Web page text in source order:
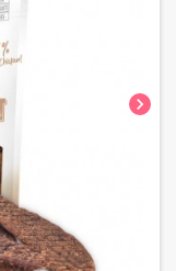
chevron_right